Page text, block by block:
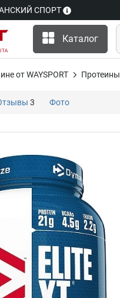
СПОРТ
Каталог
от WAYSPORT Протеины
3 Фото